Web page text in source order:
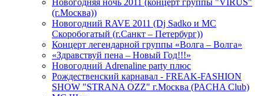
Новогодняя ночь 2011 (концерт группы "VIRUS"
(г.Москва))
Новогодний RAVE 2011 (Dj Sadko и MC
Скоробогатый (г.Санкт – Петербург))
Концерт легендарной группы «Волга – Волга»
«Здравствуй пена – Новый Год!!!»
Новогодний Adrenaline party плюс
Рождественский карнавал - FREAK-FASHION
SHOW "STRANA OZZ" г.Москва (PACHA Club)